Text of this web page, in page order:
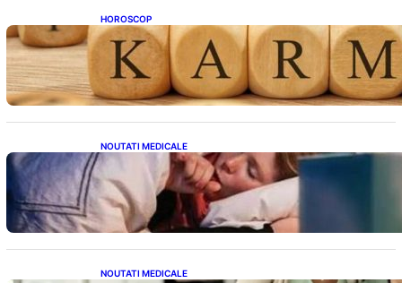
HOROSCOP
Eclipsa și Karma: Impactul Emoțional Asupra
Zodiilor Leu și Vărsător
NOUTATI MEDICALE
Tusea seacă nocturnă: Semnale importante
despre sănătatea inimii tale
NOUTATI MEDICALE